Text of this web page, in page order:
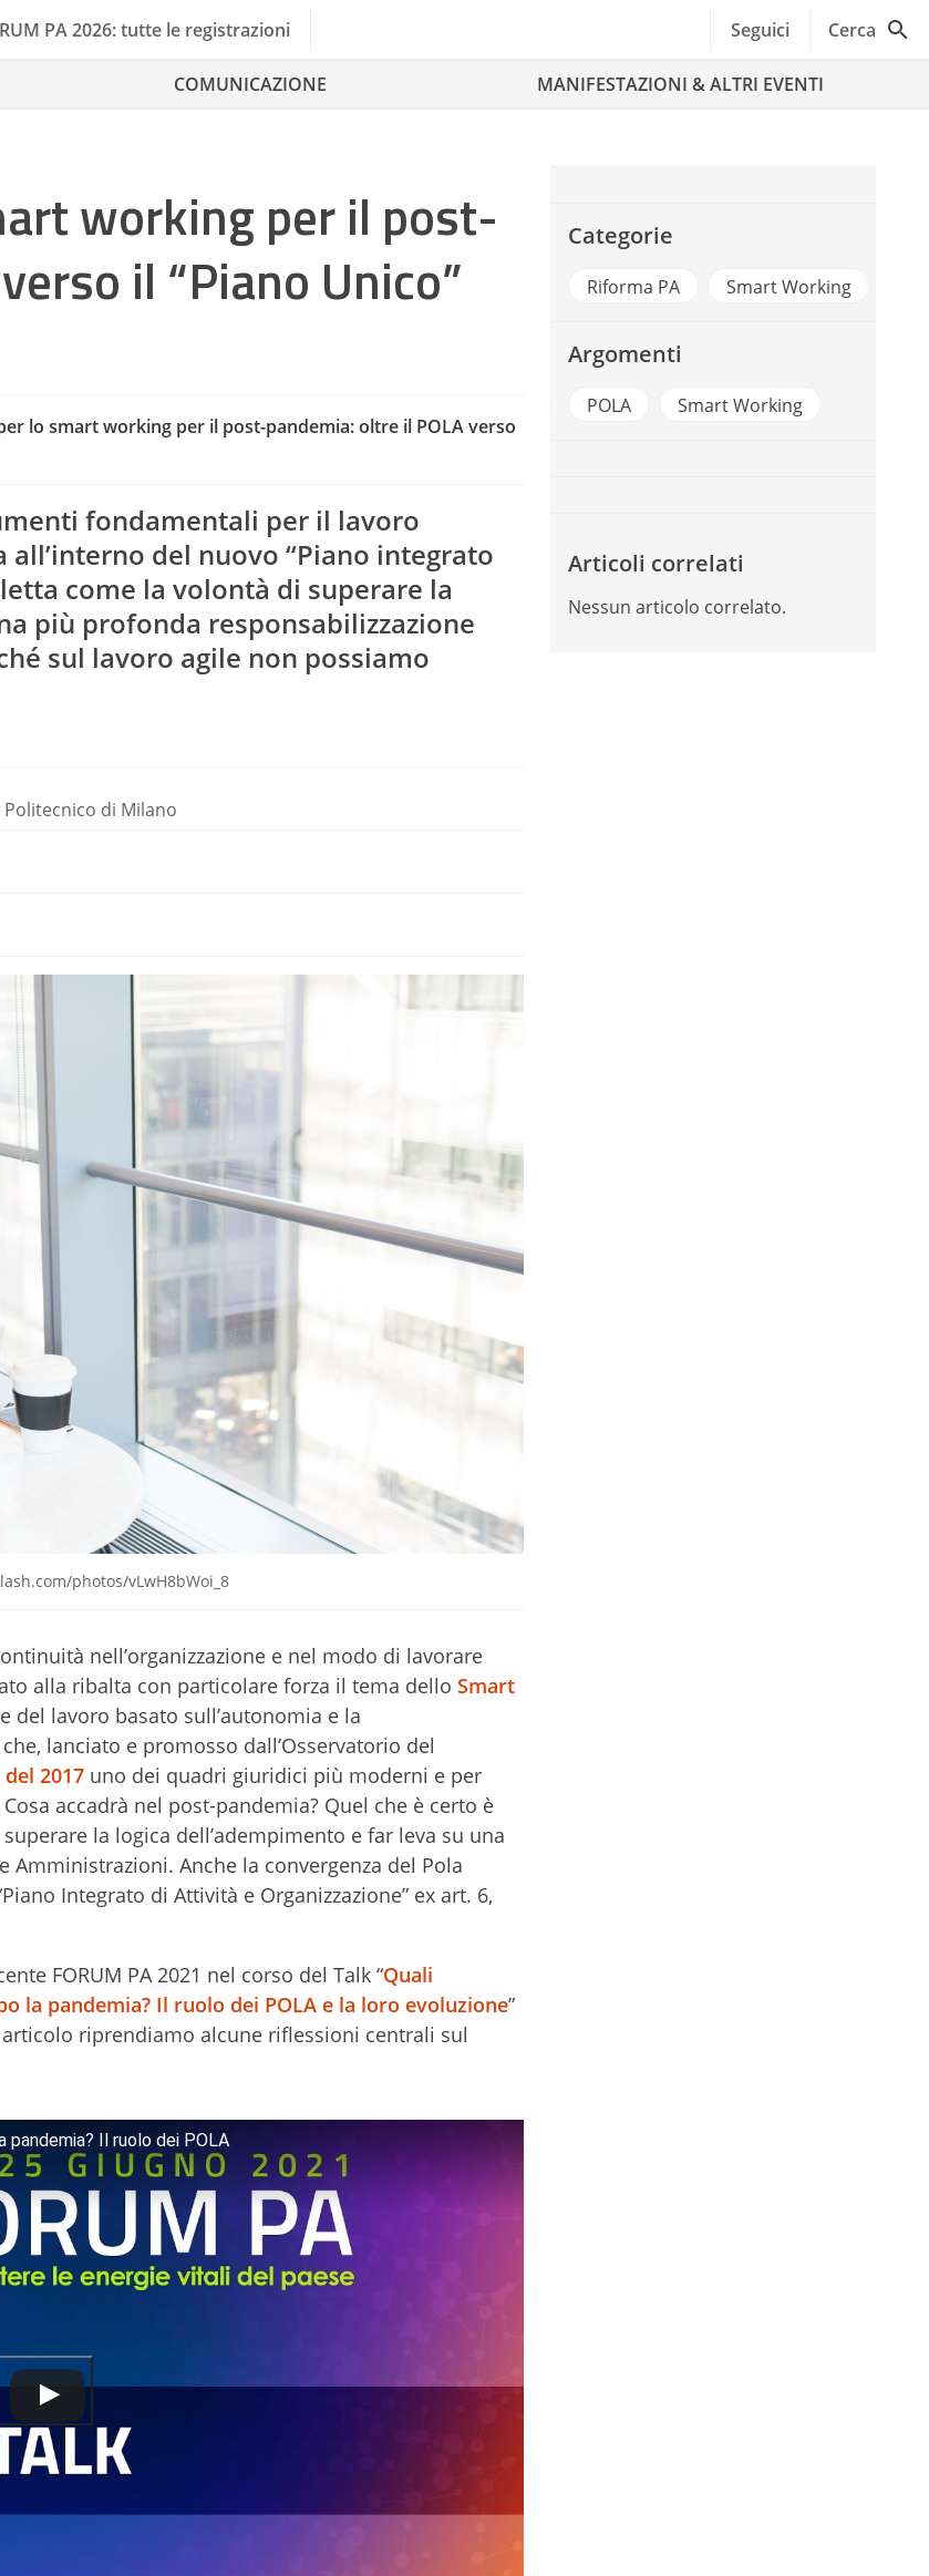
PA 2026: tutte le registrazioni Seguici Cerca
COMUNICAZIONE MANIFESTAZIONI & ALTRI EVENTI
working per il post-
il “Piano Unico”
lo smart working per il post-pandemia: oltre il POLA verso
fondamentali per il lavoro
del nuovo “Piano integrato
come la volontà di superare la
più profonda responsabilizzazione
sul lavoro agile non possiamo
di Milano
photos/vLwH8bWoi_8
nell’organizzazione e nel modo di lavorare
alla ribalta con particolare forza il tema dello Smart
del lavoro basato sull’autonomia e la
lanciato e promosso dall’Osservatorio del
del 2017 uno dei quadri giuridici più moderni e per
accadrà nel post-pandemia? Quel che è certo è
la logica dell’adempimento e far leva su una
Anche la convergenza del Pola
Integrato di Attività e Organizzazione” ex art. 6,
FORUM PA 2021 nel corso del Talk “Quali
la pandemia? Il ruolo dei POLA e la loro evoluzione”
riprendiamo alcune riflessioni centrali sul
Il ruolo dei POLA
Categorie
Riforma PA Smart Working
Argomenti
POLA Smart Working
Articoli correlati
Nessun articolo correlato.